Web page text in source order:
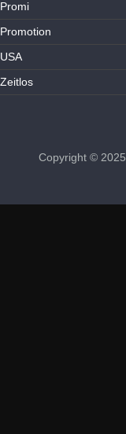
Promi
Promotion
USA
Zeitlos
Copyright © 2025